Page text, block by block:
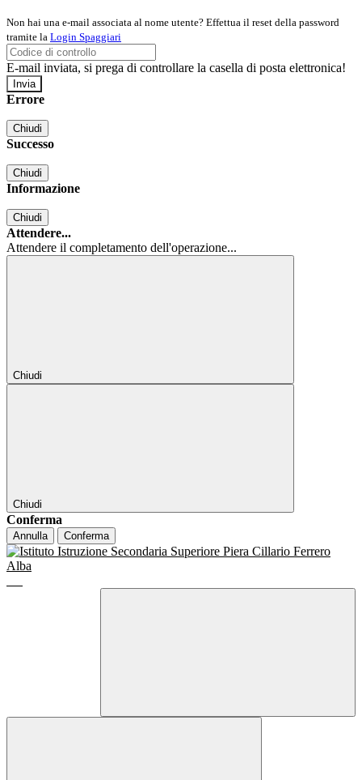
Non hai una e-mail associata al nome utente? Effettua il reset della password
tramite la Login Spaggiari
E-mail inviata, si prega di controllare la casella di posta elettronica!
Errore
Chiudi
Successo
Chiudi
Informazione
Chiudi
Attendere...
Attendere il completamento dell'operazione...
Chiudi
Chiudi
Conferma
Annulla Conferma